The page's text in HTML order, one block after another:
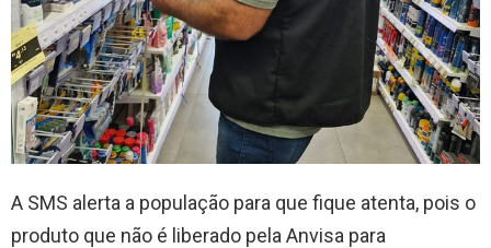
A SMS alerta a população para que fique atenta, pois o
produto que não é liberado pela Anvisa para